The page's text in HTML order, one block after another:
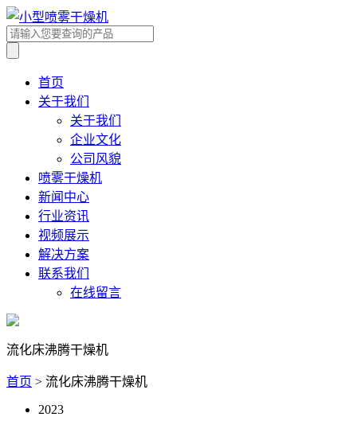
首页
关于我们
关于我们
企业文化
公司风貌
喷雾干燥机
新闻中心
行业资讯
视频展示
解决方案
联系我们
在线留言
流化床沸腾干燥机
首页 > 流化床沸腾干燥机
2023